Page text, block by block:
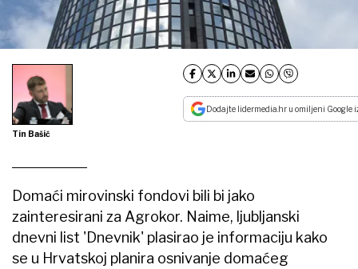
Tin Bašić
Dodajte lidermedia.hr u omiljeni Google
Domaći mirovinski fondovi bili bi jako
zainteresirani za Agrokor. Naime, ljubljanski
dnevni list 'Dnevnik' plasirao je informaciju kako
se u Hrvatskoj planira osnivanje domaćeg